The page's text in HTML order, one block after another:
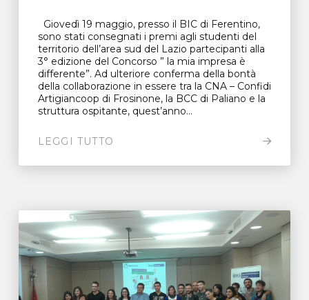
Giovedì 19 maggio, presso il BIC di Ferentino,
sono stati consegnati i premi agli studenti del
territorio dell’area sud del Lazio partecipanti alla
3° edizione del Concorso ” la mia impresa è
differente”. Ad ulteriore conferma della bontà
della collaborazione in essere tra la CNA – Confidi
Artigiancoop di Frosinone, la BCC di Paliano e la
struttura ospitante, quest’anno...
LEGGI TUTTO